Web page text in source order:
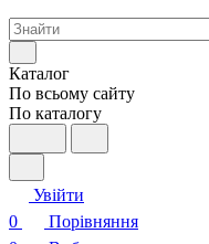
Каталог
По всьому сайту
По каталогу
Увійти
0
Порівняння